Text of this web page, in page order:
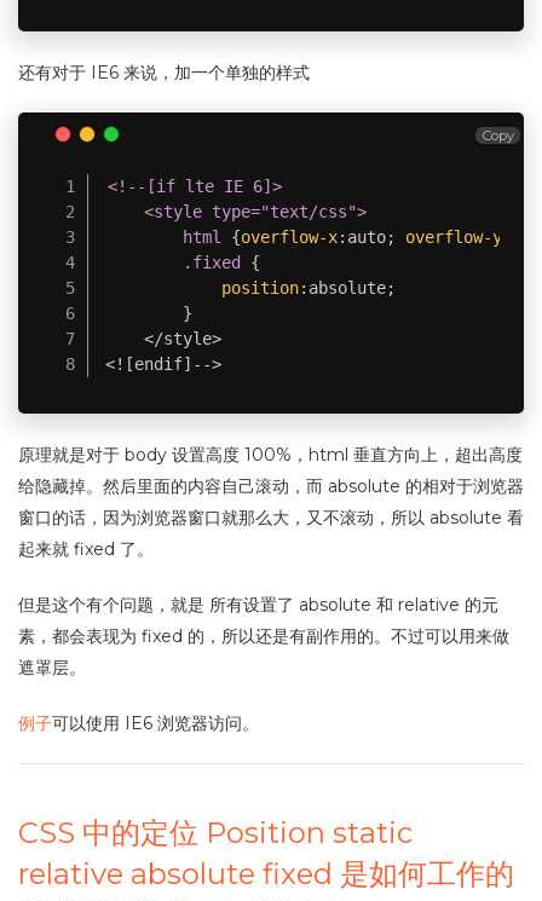
还有对于 IE6 来说，加一个单独的样式
<!-- [if lte IE 6] >
     <style type="text/css">
         html
{overflow-x: auto; overflow-y
.fixed
{
position: absolute;
}
     </style>
<![endif]-->
Copy
原理就是对于 body 设置高度 100%，html 垂直方向上，超出高度
给隐藏掉。然后里面的内容自己滚动，而 absolute 的相对于浏览器
窗口的话，因为浏览器窗口就那么大，又不滚动，所以 absolute 看
起来就 fixed 了。
但是这个有个问题，就是 所有设置了 absolute 和 relative 的元
素，都会表现为 fixed 的，所以还是有副作用的。不过可以用来做
遮罩层。
例子可以使用 IE6 浏览器访问。
CSS 中的定位 Position static
relative absolute fixed 是如何工作的